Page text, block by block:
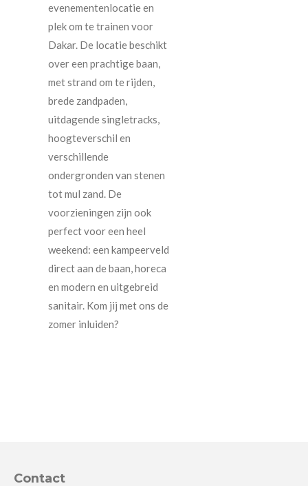
evenementenlocatie en
plek om te trainen voor
Dakar. De locatie beschikt
over een prachtige baan,
met strand om te rijden,
brede zandpaden,
uitdagende singletracks,
hoogteverschil en
verschillende
ondergronden van stenen
tot mul zand. De
voorzieningen zijn ook
perfect voor een heel
weekend: een kampeerveld
direct aan de baan, horeca
en modern en uitgebreid
sanitair. Kom jij met ons de
zomer inluiden?
Contact